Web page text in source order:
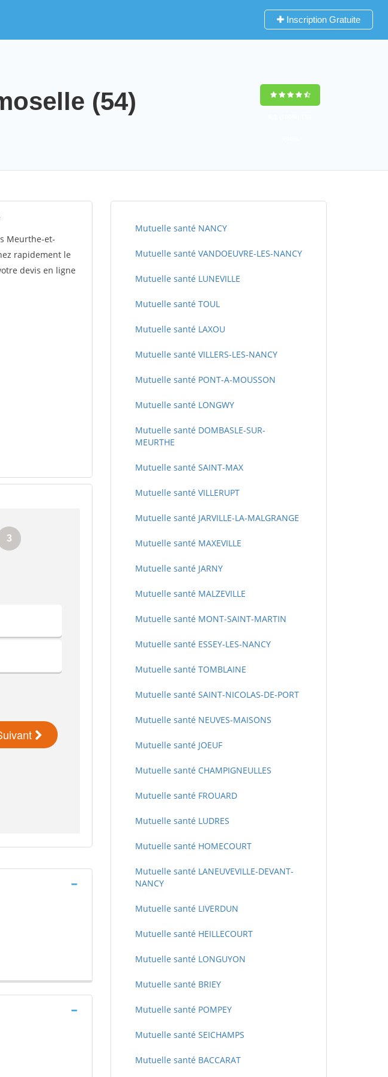
Inscription Gratuite
(54)
Meurthe-et-
rapidement le
devis en ligne
Mutuelle santé NANCY
Mutuelle santé VANDOEUVRE-LES-NANCY
Mutuelle santé LUNEVILLE
Mutuelle santé TOUL
Mutuelle santé LAXOU
Mutuelle santé VILLERS-LES-NANCY
Mutuelle santé PONT-A-MOUSSON
Mutuelle santé LONGWY
Mutuelle santé DOMBASLE-SUR-
MEURTHE
Mutuelle santé SAINT-MAX
Mutuelle santé VILLERUPT
Mutuelle santé JARVILLE-LA-MALGRANGE
Mutuelle santé MAXEVILLE
Mutuelle santé JARNY
Mutuelle santé MALZEVILLE
Mutuelle santé MONT-SAINT-MARTIN
Mutuelle santé ESSEY-LES-NANCY
Mutuelle santé TOMBLAINE
Mutuelle santé SAINT-NICOLAS-DE-PORT
Mutuelle santé NEUVES-MAISONS
Mutuelle santé JOEUF
Mutuelle santé CHAMPIGNEULLES
Mutuelle santé FROUARD
Mutuelle santé LUDRES
Mutuelle santé HOMECOURT
Mutuelle santé LANEUVEVILLE-DEVANT-
NANCY
Mutuelle santé LIVERDUN
Mutuelle santé HEILLECOURT
Mutuelle santé LONGUYON
Mutuelle santé BRIEY
Mutuelle santé POMPEY
Mutuelle santé SEICHAMPS
Mutuelle santé BACCARAT